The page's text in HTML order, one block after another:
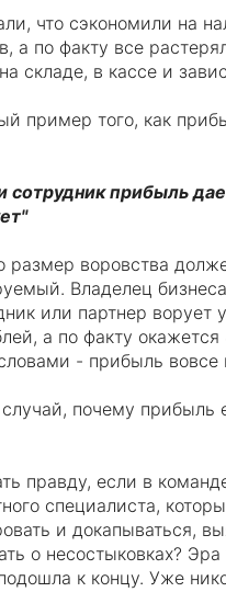
что сэкономили на
а по факту все
складе, в кассе и
пример того, как
сотрудник прибыль
размер воровства
Владелец
или партнер ворует
а по факту
- прибыль вовсе
почему прибыль
правду, если в
специалиста,
и докапываться,
о несостыковках?
к концу. Уже